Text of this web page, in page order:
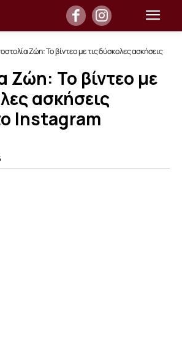
Ζώη: Το βίντεο με τις δύσκολες ασκήσεις
Ζώη: Το βίντεο με
ασκήσεις
Instagram